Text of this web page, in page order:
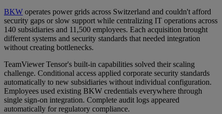
BKW operates power grids across Switzerland and couldn't afford
security gaps or slow support while centralizing IT operations across
140 subsidiaries and 11,500 employees. Each acquisition brought
different systems and security standards that needed integration
without creating bottlenecks.
TeamViewer Tensor's built-in capabilities solved their scaling
challenge. Conditional access applied corporate security standards
automatically to new subsidiaries without individual configuration.
Employees used existing BKW credentials everywhere through
single sign-on integration. Complete audit logs appeared
automatically for regulatory compliance.